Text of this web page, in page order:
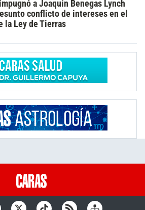
a Joaquín Benegas Lynch
conflicto de intereses en el
la Ley de Tierras